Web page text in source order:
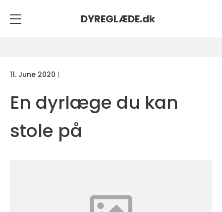
DYREGLÆDE.dk
11. June 2020
En dyrlæge du kan
stole på